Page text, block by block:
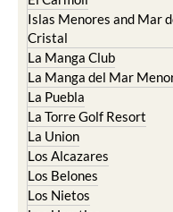
Islas Menores and Mar
Cristal
La Manga Club
La Manga del Mar
La Puebla
La Torre Golf Resort
La Union
Los Alcazares
Los Belones
Los Nietos